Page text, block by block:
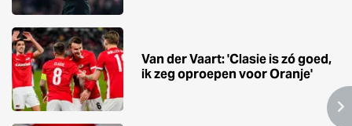
Van der Vaart: 'Clasie is zó goed,
ik zeg oproepen voor Oranje'